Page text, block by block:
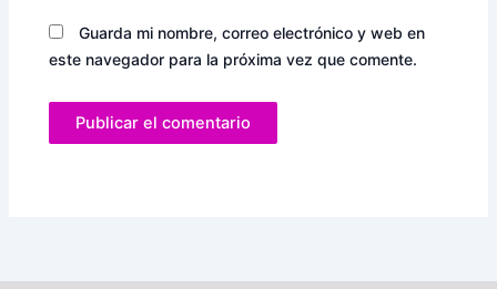
Guarda mi nombre, correo electrónico y web en
este navegador para la próxima vez que comente.